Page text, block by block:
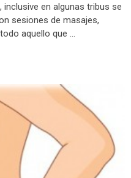
en algunas tribus se
sesiones de masajes,
aquello que …